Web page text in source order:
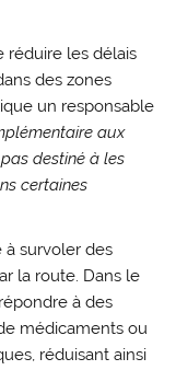
réduire les délais
des zones
un responsable
aux
destiné à les
certaines
à survoler des
la route. Dans le
à des
médicaments ou
réduisant ainsi